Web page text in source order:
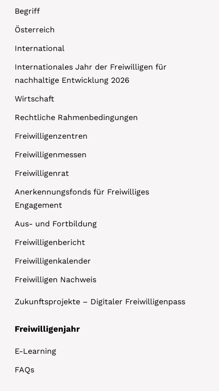
Begriff
Österreich
International
Internationales Jahr der Freiwilligen für
nachhaltige Entwicklung 2026
Wirtschaft
Rechtliche Rahmenbedingungen
Freiwilligenzentren
Freiwilligenmessen
Freiwilligenrat
Anerkennungsfonds für Freiwilliges
Engagement
Aus- und Fortbildung
Freiwilligenbericht
Freiwilligenkalender
Freiwilligen Nachweis
Zukunftsprojekte – Digitaler Freiwilligenpass
Freiwilligenjahr
E-Learning
FAQs